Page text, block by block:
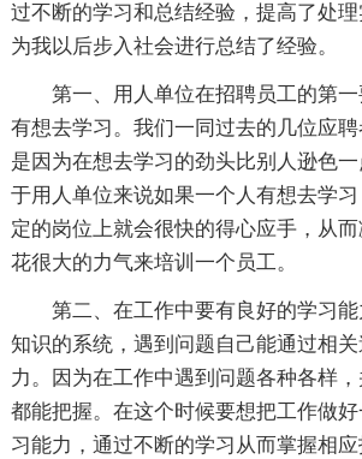
过不断的学习和总结经验，提高了处理
为我以后步入社会进行总结了经验。
第一、用人单位在招聘员工的第
有想去学习。我们一同过去的几位应
是因为在想去学习的劲头比别人逊色
于用人单位来说如果一个人有想去学
定的岗位上就会很快的得心应手，从
花很大的力气来培训一个员工。
第二、在工作中要有良好的学习
知识的系统，遇到问题自己能通过相
力。因为在工作中遇到问题各种各样
都能把握。在这个时候要想把工作做
习能力，通过不断的学习从而掌握相